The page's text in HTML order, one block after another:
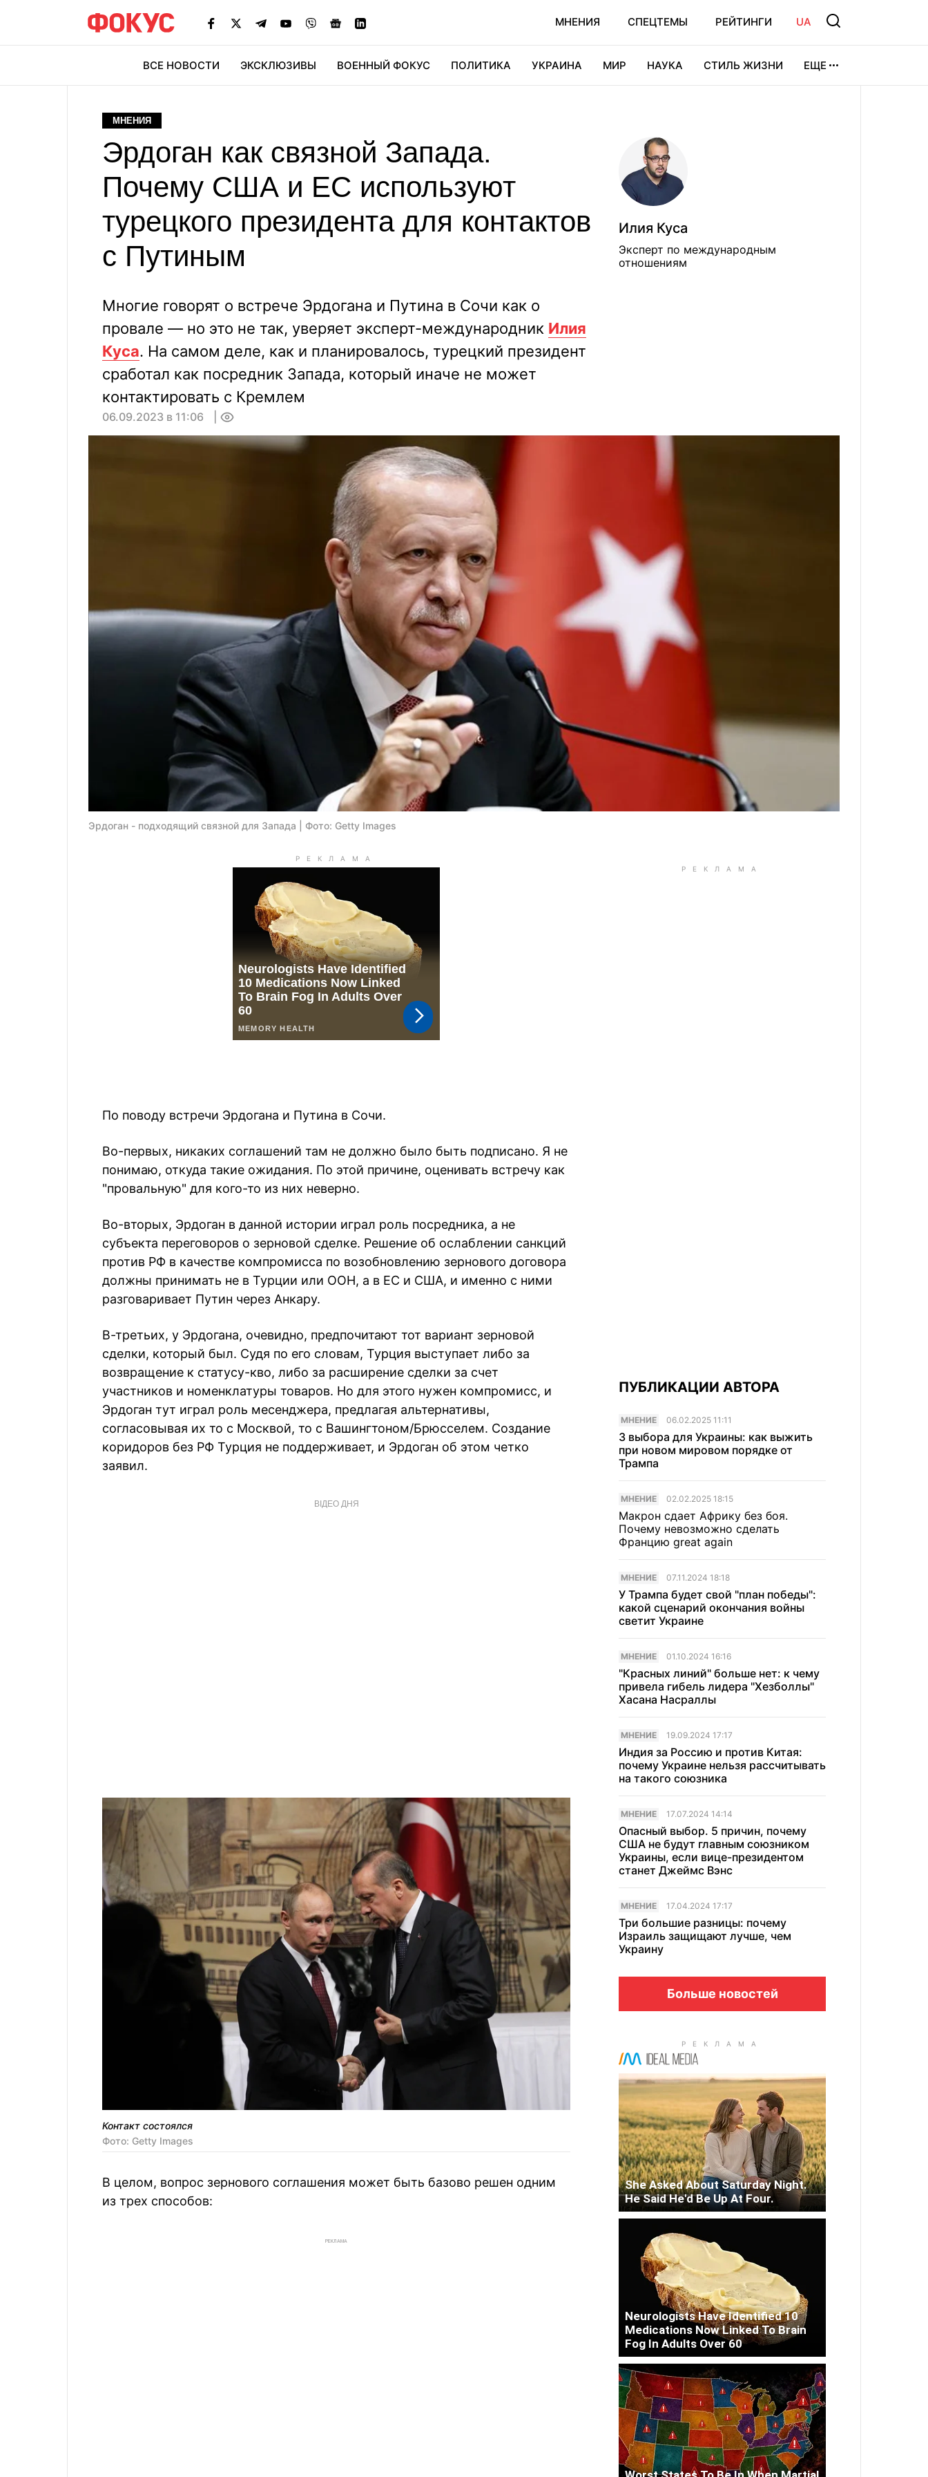
МНЕНИЯ СПЕЦТЕМЫ РЕЙТИНГИ UA
ВСЕ НОВОСТИ ЭКСКЛЮЗИВЫ ВОЕННЫЙ ФОКУС ПОЛИТИКА УКРАИНА МИР НАУКА СТИЛЬ ЖИЗНИ ЕЩЕ
МНЕНИЯ
Эрдоган как связной Запада.
Почему США и ЕС используют
турецкого президента для контактов
с Путиным
Многие говорят о встрече Эрдогана и Путина в Сочи как о
провале — но это не так, уверяет эксперт-международник Илия
Куса. На самом деле, как и планировалось, турецкий президент
сработал как посредник Запада, который иначе не может
контактировать с Кремлем
Илия Куса
Эксперт по международным
отношениям
06.09.2023 в 11:06
Эрдоган - подходящий связной для Запада | Фото: Getty Images
По поводу встречи Эрдогана и Путина в Сочи.
Во-первых, никаких соглашений там не должно было быть подписано. Я не
понимаю, откуда такие ожидания. По этой причине, оценивать встречу как
"провальную" для кого-то из них неверно.
Во-вторых, Эрдоган в данной истории играл роль посредника, а не
субъекта переговоров о зерновой сделке. Решение об ослаблении санкций
против РФ в качестве компромисса по возобновлению зернового договора
должны принимать не в Турции или ООН, а в ЕС и США, и именно с ними
разговаривает Путин через Анкару.
В-третьих, у Эрдогана, очевидно, предпочитают тот вариант зерновой
сделки, который был. Судя по его словам, Турция выступает либо за
возвращение к статусу-кво, либо за расширение сделки за счет
участников и номенклатуры товаров. Но для этого нужен компромисс, и
Эрдоган тут играл роль месенджера, предлагая альтернативы,
согласовывая их то с Москвой, то с Вашингтоном/Брюсселем. Создание
коридоров без РФ Турция не поддерживает, и Эрдоган об этом четко
заявил.
ВІДЕО ДНЯ
Контакт состоялся
Фото: Getty Images
В целом, вопрос зернового соглашения может быть базово решен одним
из трех способов:
РЕКЛАМА
ПУБЛИКАЦИИ АВТОРА
МНЕНИЕ 06.02.2025 11:11
3 выбора для Украины: как выжить
при новом мировом порядке от
Трампа
МНЕНИЕ 02.02.2025 18:15
Макрон сдает Африку без боя.
Почему невозможно сделать
Францию great again
МНЕНИЕ 07.11.2024 18:18
У Трампа будет свой "план победы":
какой сценарий окончания войны
светит Украине
МНЕНИЕ 01.10.2024 16:16
"Красных линий" больше нет: к чему
привела гибель лидера "Хезболлы"
Хасана Насраллы
МНЕНИЕ 19.09.2024 17:17
Индия за Россию и против Китая:
почему Украине нельзя рассчитывать
на такого союзника
МНЕНИЕ 17.07.2024 14:14
Опасный выбор. 5 причин, почему
США не будут главным союзником
Украины, если вице-президентом
станет Джеймс Вэнс
МНЕНИЕ 17.04.2024 17:17
Три большие разницы: почему
Израиль защищают лучше, чем
Украину
Больше новостей